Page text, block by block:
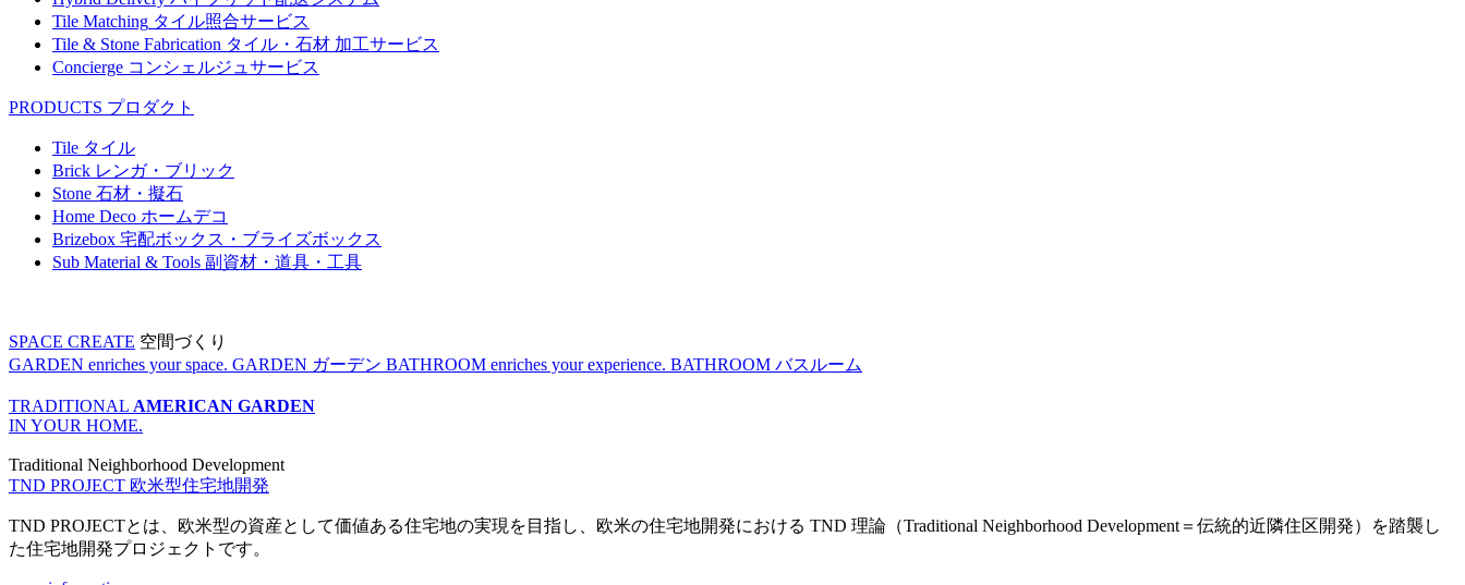
Tile Matching タイル照合サービス
Tile & Stone Fabrication タイル・石材 加工サービス
Concierge コンシェルジュサービス
PRODUCTS プロダクト
Tile タイル
Brick レンガ・ブリック
Stone 石材・擬石
Home Deco ホームデコ
Brizebox 宅配ボックス・ブライズボックス
Sub Material & Tools 副資材・道具・工具
SPACE CREATE 空間づくり
GARDEN enriches your space. GARDEN ガーデン BATHROOM enriches your experience. BATHROOM バスルーム
TRADITIONAL AMERICAN GARDEN
IN YOUR HOME.
Traditional Neighborhood Development
TND PROJECT 欧米型住宅地開発
TND PROJECTとは、欧米型の資産として価値ある住宅地の実現を目指し、欧米の住宅地開発における TND 理論（Traditional Neighborhood Development＝伝統的近隣住区開発）を踏襲し
た住宅地開発プロジェクトです。